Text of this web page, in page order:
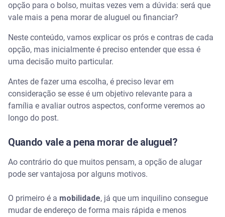
opção para o bolso, muitas vezes vem a dúvida: será que
vale mais a pena morar de aluguel ou financiar?
Neste conteúdo, vamos explicar os prós e contras de cada
opção, mas inicialmente é preciso entender que essa é
uma decisão muito particular.
Antes de fazer uma escolha, é preciso levar em
consideração se esse é um objetivo relevante para a
família e avaliar outros aspectos, conforme veremos ao
longo do post.
Quando vale a pena morar de aluguel?
Ao contrário do que muitos pensam, a opção de alugar
pode ser vantajosa por alguns motivos.
O primeiro é a mobilidade, já que um inquilino consegue
mudar de endereço de forma mais rápida e menos